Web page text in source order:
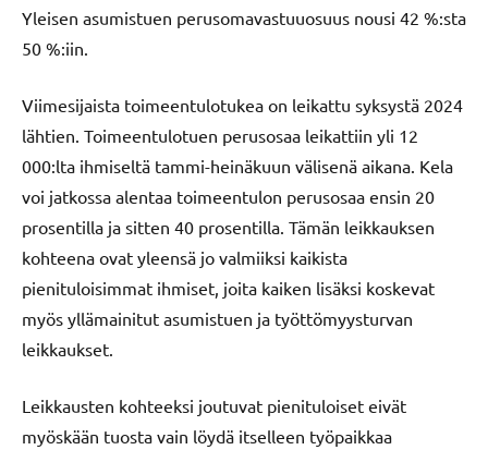
Yleisen asumistuen perusomavastuuosuus nousi 42 %:sta
50 %:iin.
Viimesijaista toimeentulotukea on leikattu syksystä 2024
lähtien. Toimeentulotuen perusosaa leikattiin yli 12
000:lta ihmiseltä tammi-heinäkuun välisenä aikana. Kela
voi jatkossa alentaa toimeentulon perusosaa ensin 20
prosentilla ja sitten 40 prosentilla. Tämän leikkauksen
kohteena ovat yleensä jo valmiiksi kaikista
pienituloisimmat ihmiset, joita kaiken lisäksi koskevat
myös yllämainitut asumistuen ja työttömyysturvan
leikkaukset.
Leikkausten kohteeksi joutuvat pienituloiset eivät
myöskään tuosta vain löydä itselleen työpaikkaa